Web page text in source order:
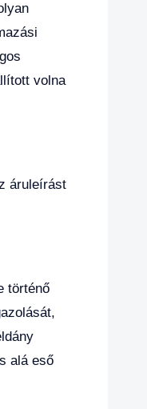
volna
áruleírást
történő
alá eső